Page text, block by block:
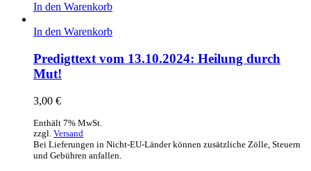
In den Warenkorb
In den Warenkorb
Predigttext vom 13.10.2024: Heilung durch
Mut!
3,00 €
Enthält 7% MwSt.
zzgl. Versand
Bei Lieferungen in Nicht-EU-Länder können zusätzliche Zölle, Steuern
und Gebühren anfallen.